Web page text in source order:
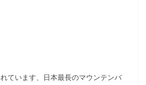
ています、日本最長のマウンテンバ